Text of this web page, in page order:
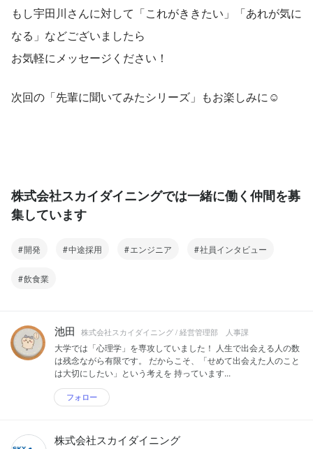
もし宇田川さんに対して「これがききたい」「あれが気に
なる」などございましたら
お気軽にメッセージください！
次回の「先輩に聞いてみたシリーズ」もお楽しみに☺
株式会社スカイダイニングでは一緒に働く仲間を募
集しています
開発 中途採用 エンジニア 社員インタビュー
飲食業
池田 株式会社スカイダイニング / 経営管理部 人事課
大学では「心理学」を専攻していました！ 人生で出会える人の数
は残念ながら有限です。 だからこそ、「せめて出会えた人のこと
は大切にしたい」という考えを 持っています...
フォロー
株式会社スカイダイニング